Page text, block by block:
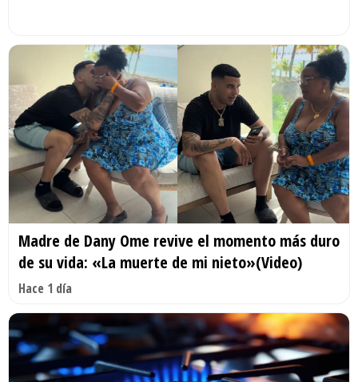
Madre de Dany Ome revive el momento más duro
de su vida: «La muerte de mi nieto»(Video)
Hace 1 día